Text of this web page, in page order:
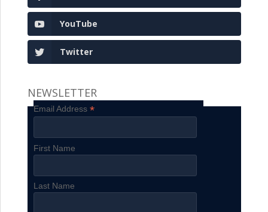
YouTube
Twitter
NEWSLETTER
Email Address*
First Name
Last Name